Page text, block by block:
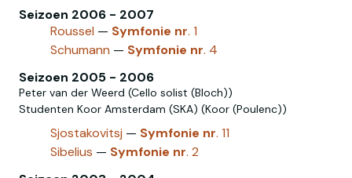
Seizoen 2006 - 2007
Roussel — Symfonie nr. 1
Schumann — Symfonie nr. 4
Seizoen 2005 - 2006
Peter van der Weerd (Cello solist (Bloch))
Studenten Koor Amsterdam (SKA) (Koor (Poulenc))
Sjostakovitsj — Symfonie nr. 11
Sibelius — Symfonie nr. 2